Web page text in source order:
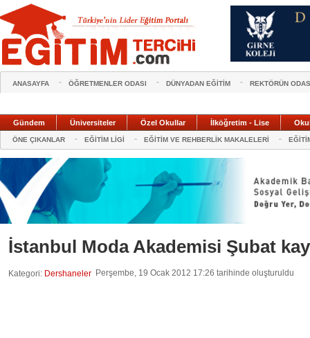
ANASAYFA ÖĞRETMENLER ODASI DÜNYADAN EĞİTİM REKTÖRÜN
Gündem Üniversiteler Özel Okullar İlköğretim - Lise
ÖNE ÇIKANLAR EĞİTİM LİGİ EĞİTİM VE REHBERLİK MAKALELERİ
İstanbul Moda Akademisi Şubat
Kategori: Dershaneler Perşembe, 19 Ocak 2012 17:26 tarihinde oluşturuldu